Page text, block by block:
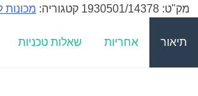
מק"ט: 1930501/14378 קטגוריה: מכונות
תיאור אחריות שאלות טכניות